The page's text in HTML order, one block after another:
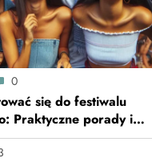
0
się do festiwalu
Praktyczne porady i